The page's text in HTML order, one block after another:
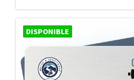
DISPONIBLE